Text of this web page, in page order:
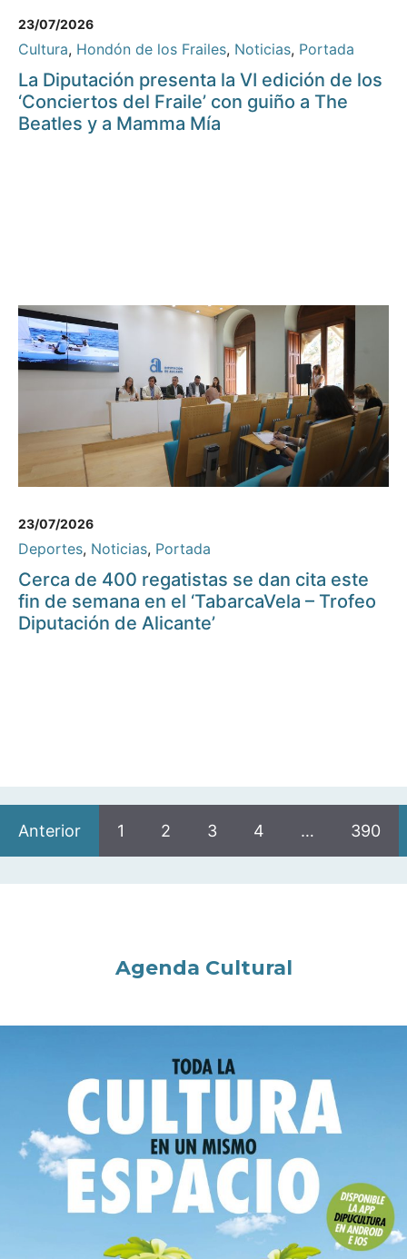
23/07/2026
Cultura, Hondón de los Frailes, Noticias, Portada
La Diputación presenta la VI edición de los
‘Conciertos del Fraile’ con guiño a The
Beatles y a Mamma Mía
23/07/2026
Deportes, Noticias, Portada
Cerca de 400 regatistas se dan cita este
fin de semana en el ‘TabarcaVela – Trofeo
Diputación de Alicante’
Anterior 1 2 3 4 … 390
Agenda Cultural